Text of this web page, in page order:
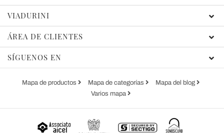
VIADURINI
ÁREA DE CLIENTES
SÍGUENOS EN
Mapa de productos Mapa de categorías
Mapa del blog
Varios mapa